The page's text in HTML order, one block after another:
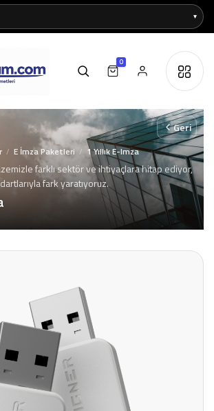
0
farklı sektör ve ihtiyaçlara hitap ediyor,
fark yaratıyoruz.
/ E İmza Paketleri / 1 Yıllık E-Imza
Geri